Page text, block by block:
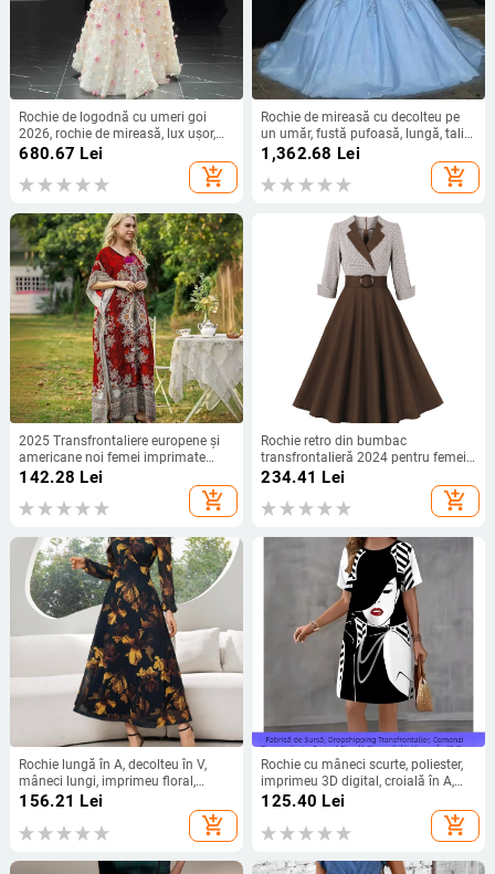
Rochie de logodnă cu umeri goi
2026, rochie de mireasă, lux ușor,
croială de înaltă clasă pentru nuntă
680.67 Lei
add_shopping_cart
Rochie de mireasă cu decolteu pe
un umăr, fustă pufoasă, lungă, talie
înaltă, material poliester
1,362.68 Lei
add_shopping_cart
2025 Transfrontaliere europene și
americane noi femei imprimate
fustă de mărime mare vrac guler
vacanță la malul mării
142.28 Lei
add_shopping_cart
Rochie retro din bumbac
transfrontalieră 2024 pentru femei,
stil Hepburn european și american,
carouri, cu mânecă trei sferturi,
fustă cu tiv mare, culoare cafea
234.41 Lei
add_shopping_cart
Rochie lungă în A, decolteu în V,
mâneci lungi, imprimeu floral,
poliester
156.21 Lei
add_shopping_cart
Rochie cu mâneci scurte, poliester,
imprimeu 3D digital, croială în A,
lungime medie, guler rotund
125.40 Lei
add_shopping_cart